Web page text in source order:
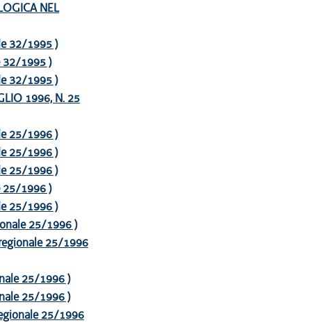
NEL
32/1995 )
32/1995 )
32/1995 )
1996, N. 25
25/1996 )
25/1996 )
25/1996 )
25/1996 )
25/1996 )
25/1996 )
25/1996
25/1996 )
25/1996 )
25/1996